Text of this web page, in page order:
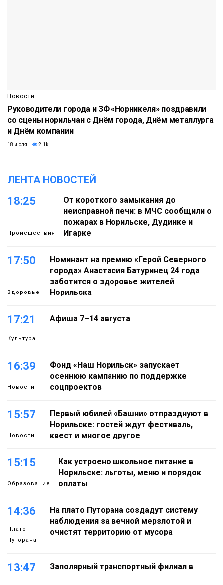
Новости
Руководители города и ЗФ «Норникеля» поздравили
со сцены норильчан с Днём города, Днём металлурга
и Днём компании
18 июля 2.1k
ЛЕНТА НОВОСТЕЙ
18:25
Происшествия
От короткого замыкания до
неисправной печи: в МЧС сообщили о
пожарах в Норильске, Дудинке и
Игарке
17:50
Здоровье
Номинант на премию «Герой Северного
города» Анастасия Батуринец 24 года
заботится о здоровье жителей
Норильска
17:21
Культура
Афиша 7–14 августа
16:39
Новости
Фонд «Наш Норильск» запускает
осеннюю кампанию по поддержке
соцпроектов
15:57
Новости
Первый юбилей «Башни» отпразднуют в
Норильске: гостей ждут фестиваль,
квест и многое другое
15:15
Образование
Как устроено школьное питание в
Норильске: льготы, меню и порядок
оплаты
14:36
Плато
Путорана
На плато Путорана создадут систему
наблюдения за вечной мерзлотой и
очистят территорию от мусора
13:47
Заполярный транспортный филиал в